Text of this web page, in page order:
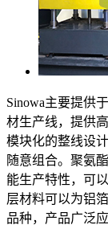
Sinowa主要提供
材生产线，提供
模块化的整线设
随意组合。聚氨
能生产特性，可
层材料可以为铝
品种，产品广泛